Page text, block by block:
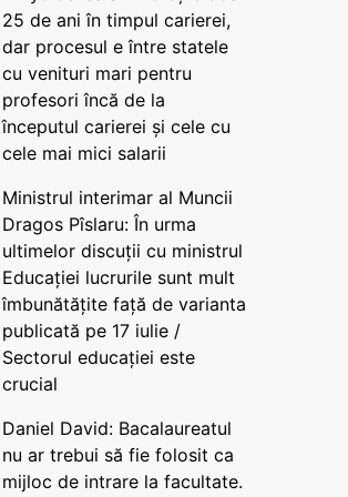
25 de ani în timpul carierei,
dar procesul e între statele
cu venituri mari pentru
profesori încă de la
începutul carierei și cele cu
cele mai mici salarii
Ministrul interimar al Muncii
Dragos Pîslaru: În urma
ultimelor discuții cu ministrul
Educației lucrurile sunt mult
îmbunătățite față de varianta
publicată pe 17 iulie /
Sectorul educației este
crucial
Daniel David: Bacalaureatul
nu ar trebui să fie folosit ca
mijloc de intrare la facultate.